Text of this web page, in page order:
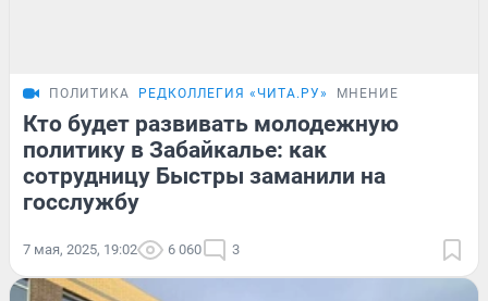
ПОЛИТИКА РЕДКОЛЛЕГИЯ «ЧИТА.РУ» МНЕНИЕ
Кто будет развивать молодежную
политику в Забайкалье: как
сотрудницу Быстры заманили на
госслужбу
7 мая, 2025, 19:02 6 060 3